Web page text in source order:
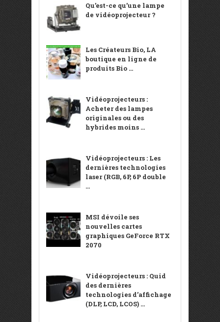
Qu’est-ce qu’une lampe
de vidéoprojecteur ?
Les Créateurs Bio, LA
boutique en ligne de
produits Bio ...
Vidéoprojecteurs :
Acheter des lampes
originales ou des
hybrides moins ...
Vidéoprojecteurs : Les
dernières technologies
laser (RGB, 6P, 6P double
...
MSI dévoile ses
nouvelles cartes
graphiques GeForce RTX
2070
Vidéoprojecteurs : Quid
des dernières
technologies d’affichage
(DLP, LCD, LCOS) ...